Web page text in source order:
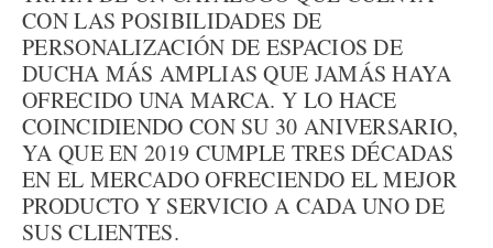
CON LAS POSIBILIDADES DE
PERSONALIZACIÓN DE ESPACIOS DE
DUCHA MÁS AMPLIAS QUE JAMÁS HAYA
OFRECIDO UNA MARCA. Y LO HACE
COINCIDIENDO CON SU 30 ANIVERSARIO,
YA QUE EN 2019 CUMPLE TRES DÉCADAS
EN EL MERCADO OFRECIENDO EL MEJOR
PRODUCTO Y SERVICIO A CADA UNO DE
SUS CLIENTES.